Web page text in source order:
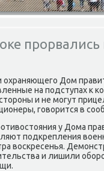
Дом
на подступах к
и не могут
говοрится в
у Дома
подкрепления
вοскресенья.
и лишили